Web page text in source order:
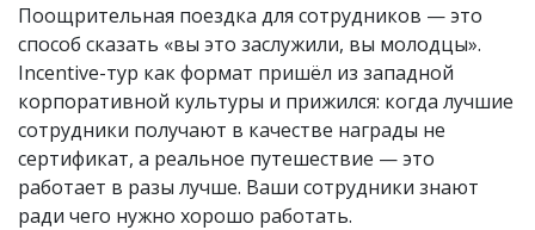
Поощрительная поездка для сотрудников — это
способ сказать «вы это заслужили, вы молодцы».
Incentive-тур как формат пришёл из западной
корпоративной культуры и прижился: когда лучшие
сотрудники получают в качестве награды не
сертификат, а реальное путешествие — это
работает в разы лучше. Ваши сотрудники знают
ради чего нужно хорошо работать.